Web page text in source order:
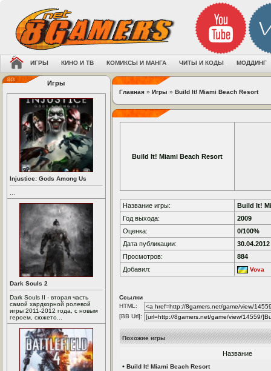
ИГРЫ КИНО И ТВ КОМИКСЫ И МАНГА ЧИТЫ И КОДЫ МОДДИНГ
Игры
Injustice: Gods Among Us
Dark Souls 2
Dark Souls II - вторая часть
самой хардкорной ролевой
игры 2011-2012 года, с новым
героем, сюжето...
Главная » Игры » Build It! Miami Beach Resort
Build It! Miami Beach Resort
Название игры:
Build It!
Год выхода:
2009
Оценка:
0/100%
Дата публикации:
30.04.2012
Просмотров:
884
Добавил:
Vova
Ссылки
HTML:
[BB Url]:
Похожие игры
Название
• Build It! Miami Beach Resort